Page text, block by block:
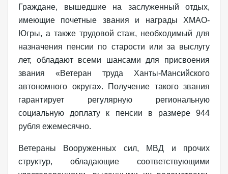
Граждане, вышедшие на заслуженный отдых,
имеющие почетные звания и награды ХМАО-
Югры, а также трудовой стаж, необходимый для
назначения пенсии по старости или за выслугу
лет, обладают всеми шансами для присвоения
звания «Ветеран труда Ханты-Мансийского
автономного округа». Получение такого звания
гарантирует регулярную региональную
социальную доплату к пенсии в размере 944
рубля ежемесячно.
Ветераны Вооруженных сил, МВД и прочих
структур, обладающие соответствующими